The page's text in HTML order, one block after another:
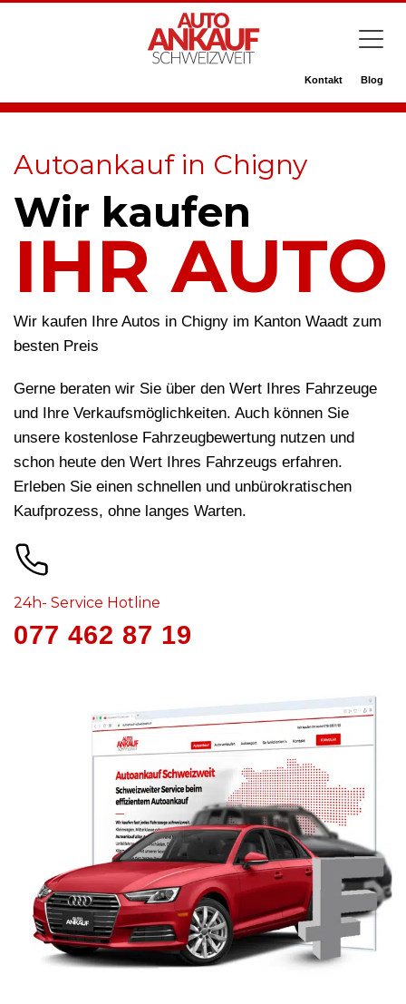
Kontakt Blog
Autoankauf in Chigny
Wir kaufen
IHR AUTO
Wir kaufen Ihre Autos in Chigny im Kanton Waadt zum
besten Preis
Gerne beraten wir Sie über den Wert Ihres Fahrzeuge
und Ihre Verkaufsmöglichkeiten. Auch können Sie
unsere kostenlose Fahrzeugbewertung nutzen und
schon heute den Wert Ihres Fahrzeugs erfahren.
Erleben Sie einen schnellen und unbürokratischen
Kaufprozess, ohne langes Warten.
24h- Service Hotline
077 462 87 19